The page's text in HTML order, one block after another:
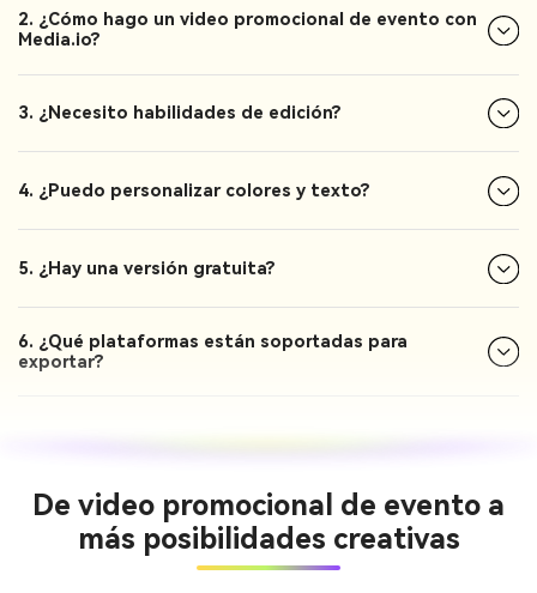
2. ¿Cómo hago un video promocional de evento con
Media.io?
3. ¿Necesito habilidades de edición?
4. ¿Puedo personalizar colores y texto?
5. ¿Hay una versión gratuita?
6. ¿Qué plataformas están soportadas para
exportar?
De video promocional de evento a
más posibilidades creativas